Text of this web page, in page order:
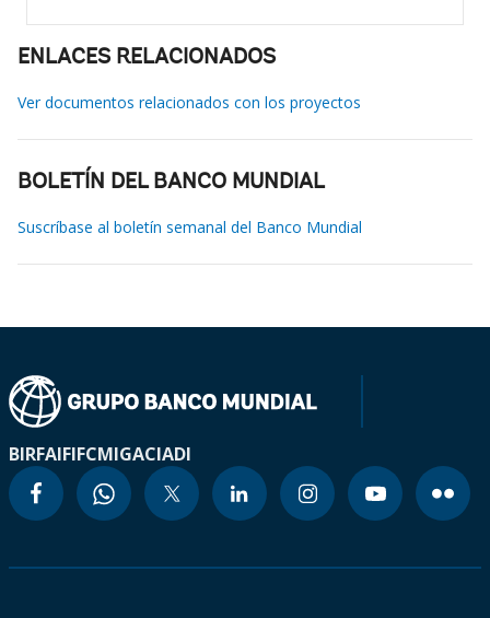
ENLACES RELACIONADOS
Ver documentos relacionados con los proyectos
BOLETÍN DEL BANCO MUNDIAL
Suscríbase al boletín semanal del Banco Mundial
BIRFAIFIFCMIGACIADI